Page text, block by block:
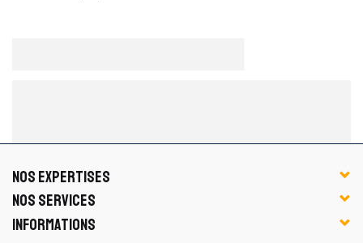
NOS EXPERTISES
NOS SERVICES
INFORMATIONS